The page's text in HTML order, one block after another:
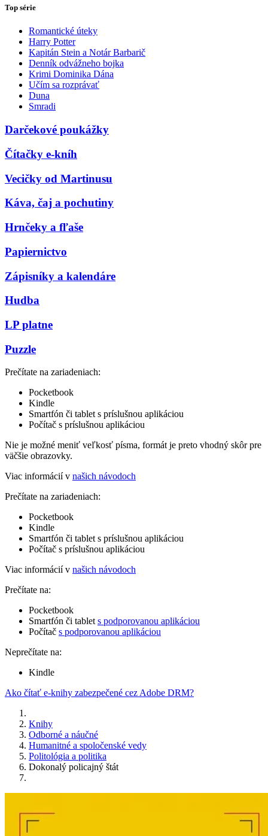
Top série
Romantické úteky
Harry Potter
Kapitán Stein a Notár Barbarič
Denník odvážneho bojka
Krimi Dominika Dána
Učím sa rozprávať
Duna
Smradi
Darčekové poukážky
Čítačky e-kníh
Vecičky od Martinusu
Káva, čaj a pochutiny
Hrnčeky a fľaše
Papiernictvo
Zápisníky a kalendáre
Hudba
LP platne
Puzzle
Prečítate na zariadeniach:
Pocketbook
Kindle
Smartfón či tablet s príslušnou aplikáciou
Počítač s príslušnou aplikáciou
Nie je možné meniť veľkosť písma, formát je preto vhodný skôr pre
väčšie obrazovky.
Viac informácií v našich návodoch
Prečítate na zariadeniach:
Pocketbook
Kindle
Smartfón či tablet s príslušnou aplikáciou
Počítač s príslušnou aplikáciou
Viac informácií v našich návodoch
Prečítate na:
Pocketbook
Smartfón či tablet s podporovanou aplikáciou
Počítač s podporovanou aplikáciou
Neprečítate na:
Kindle
Ako čítať e-knihy zabezpečené cez Adobe DRM?
Knihy
Odborné a náučné
Humanitné a spoločenské vedy
Politológia a politika
Dokonalý policajný štát